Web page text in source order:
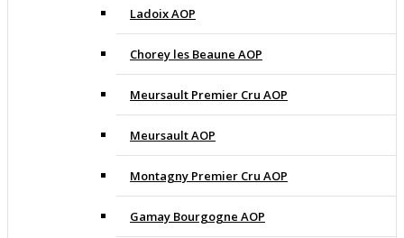
Ladoix AOP
Chorey les Beaune AOP
Meursault Premier Cru AOP
Meursault AOP
Montagny Premier Cru AOP
Gamay Bourgogne AOP